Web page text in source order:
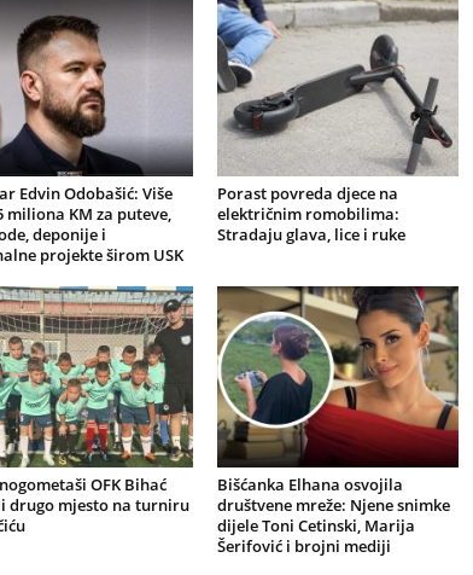
Edvin Odobašić: Više
miliona KM za puteve,
deponije i
projekte širom USK
Porast povreda djece na
električnim romobilima:
Stradaju glava, lice i ruke
OFK Bihać
drugo mjesto na turniru
Bišćanka Elhana osvojila
društvene mreže: Njene snimke
dijele Toni Cetinski, Marija
Šerifović i brojni mediji